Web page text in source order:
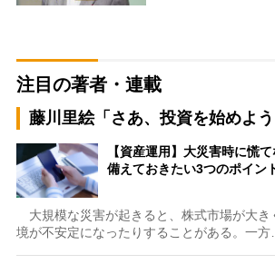
注目の著者・連載
藤川里絵「さあ、投資を始めよう
【資産運用】大災害時に慌
備えておきたい3つのポイン
大規模な災害が起きると、株式市場が大き
境が不安定になったりすることがある。一方…